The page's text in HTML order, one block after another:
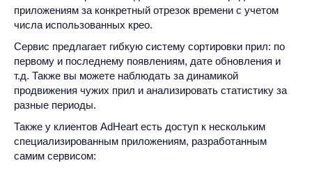
приложениям за конкретный отрезок времени с учетом
числа использованных крео.
Сервис предлагает гибкую систему сортировки прил: по
первому и последнему появлениям, дате обновления и
т.д. Также вы можете наблюдать за динамикой
продвижения чужих прил и анализировать статистику за
разные периоды.
Также у клиентов AdHeart есть доступ к нескольким
специализированным приложениям, разработанным
самим сервисом: